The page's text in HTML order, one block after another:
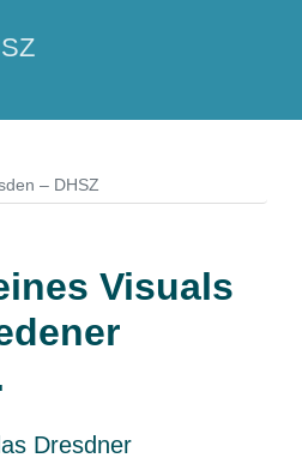
– DHSZ
Visuals
Dresdner